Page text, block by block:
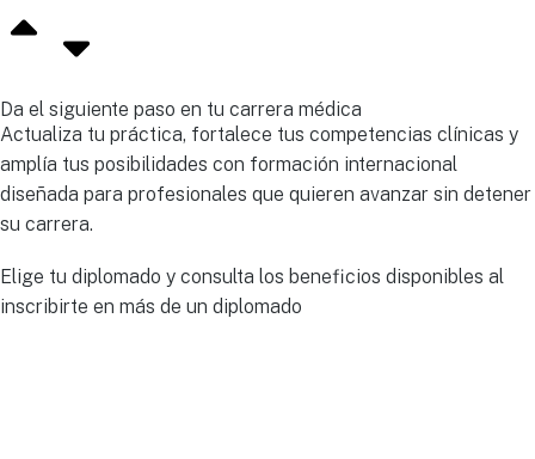
Da el siguiente paso en tu carrera médica
Actualiza tu práctica, fortalece tus competencias clínicas y
amplía tus posibilidades con formación internacional
diseñada para profesionales que quieren avanzar sin detener
su carrera.
Elige tu diplomado y consulta los beneficios disponibles al
inscribirte en más de un diplomado